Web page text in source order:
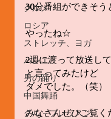
グルメ
ロシア
ストレッチ、ヨガ
バレエ
男の踊り
中国舞踊
グル－プレッスン
30分番組ができそう
やったね☆
2週に渡って放送し
と言ってみたけど
ダメでした。（笑）
みなさんぜひご覧く